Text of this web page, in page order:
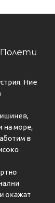
Полети
Ние
на море,
в
окажат